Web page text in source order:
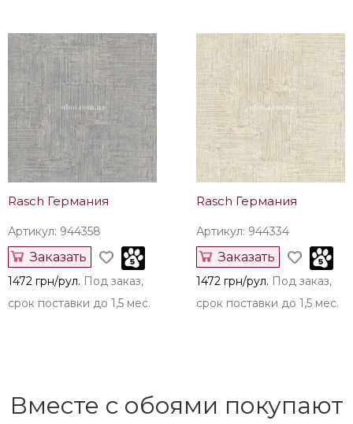
Rasch Германия
Артикул: 944358
Заказать
1472 грн/рул. Под заказ,
срок поставки до 1,5 мес.
Rasch Германия
Артикул: 944334
Заказать
1472 грн/рул. Под заказ,
срок поставки до 1,5 мес.
Вместе с обоями покупают